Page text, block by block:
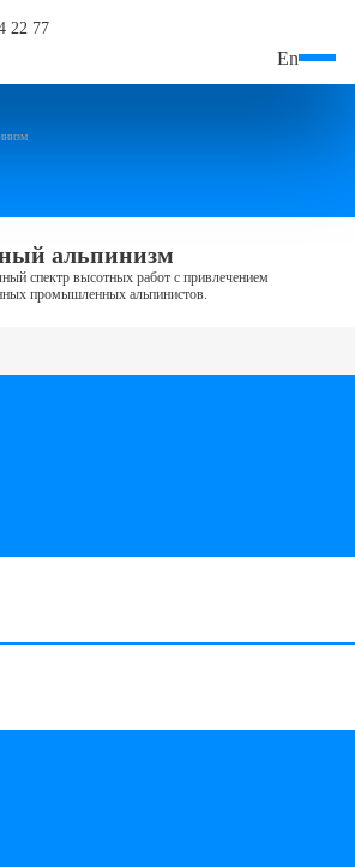
22 77
En
альпинизм
спектр высотных работ с привлечением
промышленных альпинистов.